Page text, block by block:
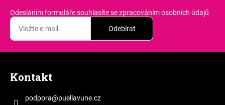
Odesláním formuláře souhlasítese zpracováním osobních údajů
Odebírat
Kontakt
podpora@puellavune.cz